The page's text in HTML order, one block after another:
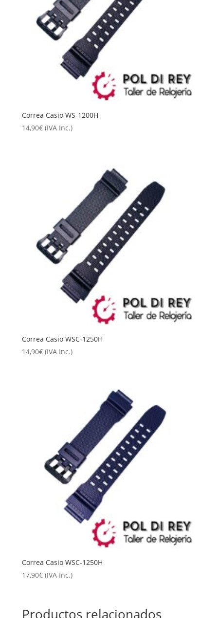
Correa Casio WS-1200H
14,90€ (IVA Inc.)
Correa Casio WSC-1250H
14,90€ (IVA Inc.)
Correa Casio WSC-1250H
17,90€ (IVA Inc.)
Productos relacionados